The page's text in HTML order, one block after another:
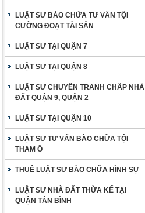
LUẬT SƯ BÀO CHỮA TƯ VẤN TỘI
CƯỠNG ĐOẠT TÀI SẢN
LUẬT SƯ TẠI QUẬN 7
LUẬT SƯ TẠI QUẬN 8
LUẬT SƯ CHUYÊN TRANH CHẤP NHÀ
ĐẤT QUẬN 9, QUẬN 2
LUẬT SƯ TẠI QUẬN 10
LUẬT SƯ TƯ VẤN BÀO CHỮA TỘI
THAM Ô
THUÊ LUẬT SƯ BÀO CHỮA HÌNH SỰ
LUẬT SƯ NHÀ ĐẤT THỪA KẾ TẠI
QUẬN TÂN BÌNH